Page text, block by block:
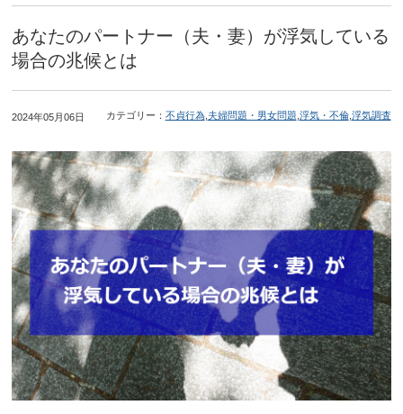
あなたのパートナー（夫・妻）が浮気している
場合の兆候とは
2024年05月06日 カテゴリー： 不貞行為, 夫婦問題・男女問題 浮気・不倫, 浮気調査